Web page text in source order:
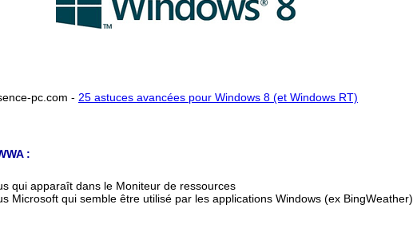
pc.com - 25 astuces avancées pour Windows 8 (et Windows RT)
:
qui apparaît dans le Moniteur de ressources
Microsoft qui semble être utilisé par les applications Windows (ex BingWeather)